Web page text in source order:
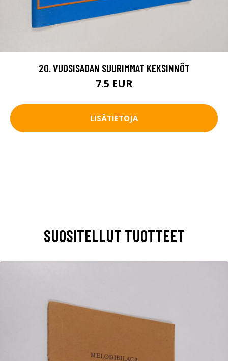
20. VUOSISADAN SUURIMMAT KEKSINNÖT
7.5 EUR
LISÄTIETOJA
SUOSITELLUT TUOTTEET